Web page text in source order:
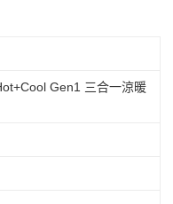
Gen1 三合一涼暖